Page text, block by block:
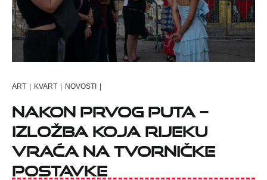
ART | KVART | NOVOSTI |
Nakon prvog puta –
izložba koja Rijeku
vraća na tvorničke
postavke